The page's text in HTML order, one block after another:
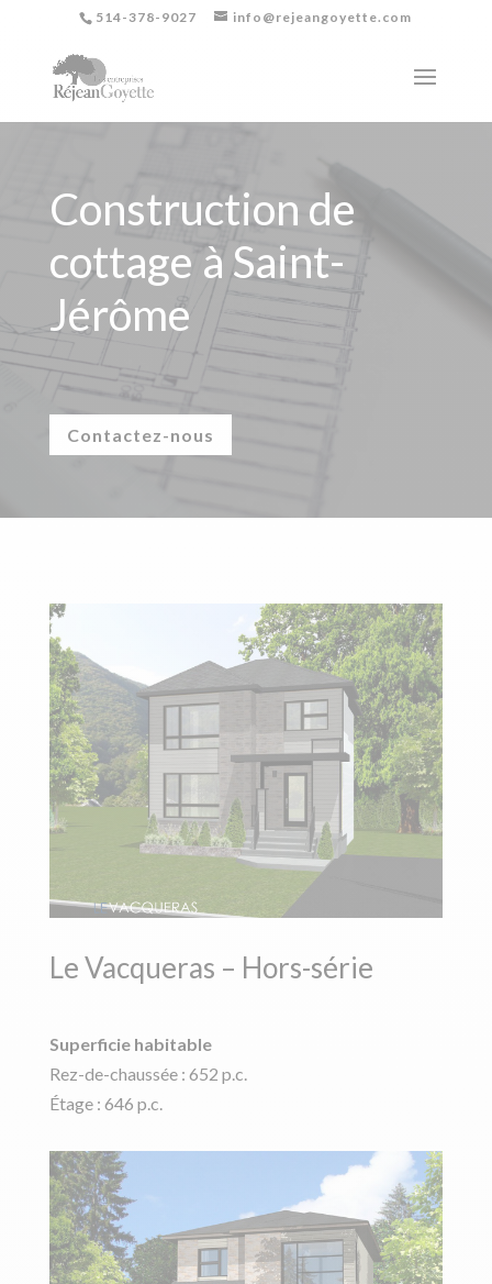
514-378-9027 info@rejeangoyette.com
Construction de
cottage à Saint-
Jérôme
Contactez-nous
Le Vacqueras – Hors-série
Superficie habitable
Rez-de-chaussée : 652 p.c.
Étage : 646 p.c.